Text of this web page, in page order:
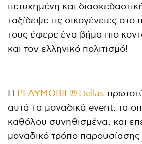
πετυχημένη και
ταξίδεψε τις οικογένειες στο
τους έφερε ένα βήμα πιο
και τον ελληνικό πολιτισμό!
Η PLAYMOBIL® Hellas
αυτά τα μοναδικά event, τα
καθόλου συνηθισμένα, και
μοναδικό τρόπο